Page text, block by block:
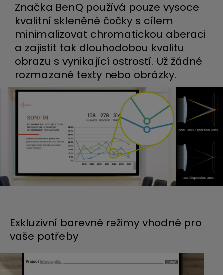
Značka BenQ používá pouze vysoce
kvalitní skleněné čočky s cílem
minimalizovat chromatickou aberaci
a zajistit tak dlouhodobou kvalitu
obrazu s vynikající ostrostí. Už žádné
rozmazané texty nebo obrázky.
Exkluzivní barevné režimy vhodné pro
vaše potřeby